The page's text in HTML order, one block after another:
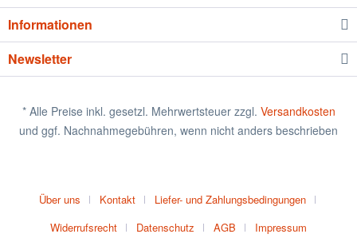
Informationen
Newsletter
* Alle Preise inkl. gesetzl. Mehrwertsteuer zzgl. Versandkosten
und ggf. Nachnahmegebühren, wenn nicht anders beschrieben
Über uns Kontakt
Liefer- und Zahlungsbedingungen
Widerrufsrecht
Datenschutz AGB Impressum